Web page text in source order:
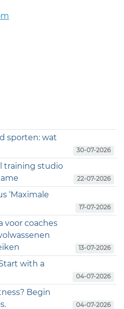
sporten: wat
30-07-2026
training studio
22-07-2026
‘Maximale
17-07-2026
voor coaches
13-07-2026
with a
04-07-2026
Begin
04-07-2026